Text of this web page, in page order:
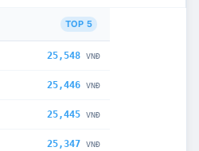
TOP 5
25,548 VNĐ
25,446 VNĐ
25,445 VNĐ
25,347 VNĐ